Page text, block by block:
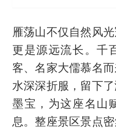
雁荡山不仅自然风
更是源远流长。千
客、名家大儒慕名
水深深折服，留下
墨宝，为这座名山
息。整座景区景点